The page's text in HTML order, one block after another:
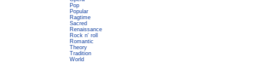
Pop
Popular
Ragtime
Sacred
Renaissance
Rock n' roll
Romantic
Theory
Tradition
World